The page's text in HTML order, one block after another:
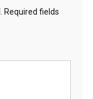
Required fields